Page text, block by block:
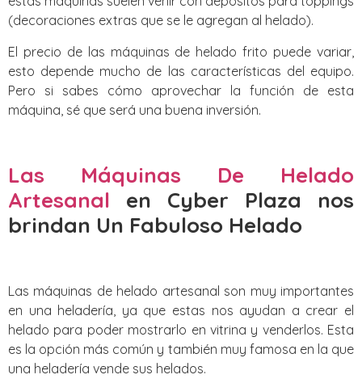
(decoraciones extras que se le agregan al helado).
El precio de las máquinas de helado frito puede variar,
esto depende mucho de las características del equipo.
Pero si sabes cómo aprovechar la función de esta
máquina, sé que será una buena inversión.
Las Máquinas De Helado
Artesanal en Cyber Plaza nos
brindan Un Fabuloso Helado
Las máquinas de helado artesanal son muy importantes
en una heladería, ya que estas nos ayudan a crear el
helado para poder mostrarlo en vitrina y venderlos. Esta
es la opción más común y también muy famosa en la que
una heladería vende sus helados.